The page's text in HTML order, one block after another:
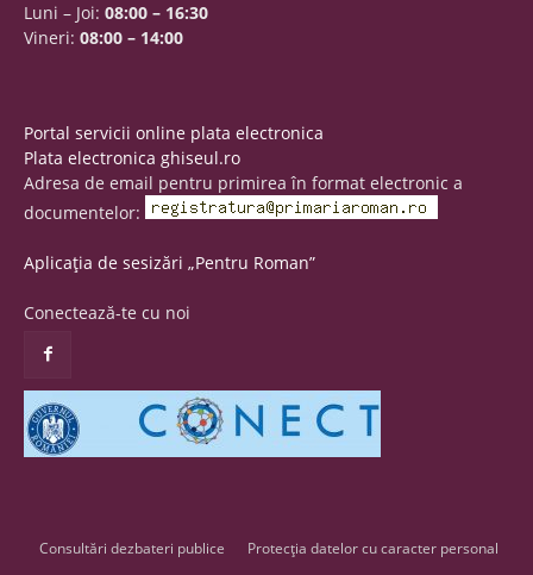
Luni – Joi: 08:00 – 16:30
Vineri: 08:00 – 14:00
Portal servicii online plata electronica
Plata electronica ghiseul.ro
Adresa de email pentru primirea în format electronic a
documentelor:
Aplicația de sesizări „Pentru Roman”
Conectează-te cu noi
Consultări dezbateri publice Protecția datelor cu caracter personal